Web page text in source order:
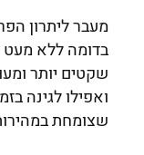
מעבר ליתרון
בדומה ללא
שקטים יותר
ואפילו לגינה
שצומחת